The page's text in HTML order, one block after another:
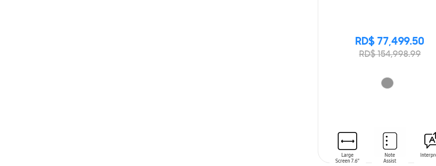
RD$ 77,499.50
RD$ 154,998.99